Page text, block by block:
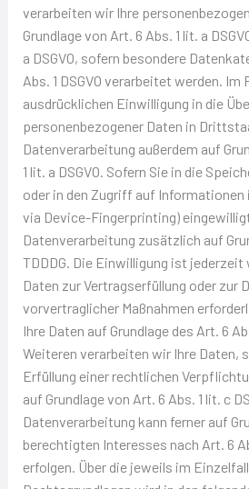
verarbeiten wir Ihre
Grundlage von Art. 6 Abs. 1 lit. a
a DSGVO, sofern besondere
Abs. 1 DSGVO verarbeitet werden. Im
ausdrücklichen Einwilligung in die
personenbezogener Daten in
Datenverarbeitung außerdem auf
1 lit. a DSGVO. Sofern Sie in die
oder in den Zugriff auf Informationen
via Device-Fingerprinting)
Datenverarbeitung zusätzlich auf
TDDDG. Die Einwilligung ist jederzeit
Daten zur Vertragserfüllung oder zur
vorvertraglicher Maßnahmen
Ihre Daten auf Grundlage des Art. 6
Weiteren verarbeiten wir Ihre Daten,
Erfüllung einer rechtlichen
auf Grundlage von Art. 6 Abs. 1 lit. c
Datenverarbeitung kann ferner auf
berechtigten Interesses nach Art. 6
erfolgen. Über die jeweils im